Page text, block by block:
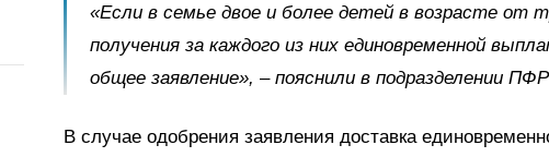
«Если в семье двое и более детей в возрасте от
получения за каждого из них единовременной
общее заявление», – пояснили в подразделении
В случае одобрения заявления доставка